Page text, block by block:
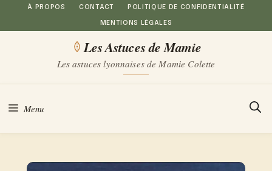
Aller
au
À PROPOS CONTACT POLITIQUE DE CONFIDENTIALITÉ
MENTIONS LÉGALES
Les Astuces de Mamie
Les astuces lyonnaises de Mamie Colette
Menu